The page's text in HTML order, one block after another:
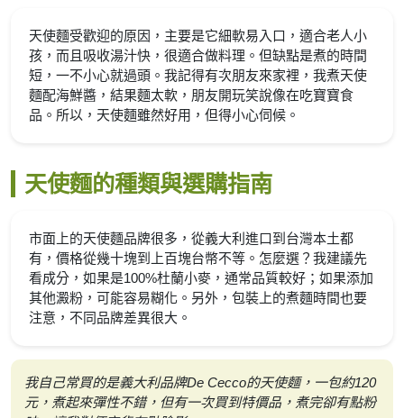
天使麵受歡迎的原因，主要是它細軟易入口，適合老人小
孩，而且吸收湯汁快，很適合做料理。但缺點是煮的時間
短，一不小心就過頭。我記得有次朋友來家裡，我煮天使
麵配海鮮醬，結果麵太軟，朋友開玩笑說像在吃寶寶食
品。所以，天使麵雖然好用，但得小心伺候。
天使麵的種類與選購指南
市面上的天使麵品牌很多，從義大利進口到台灣本土都
有，價格從幾十塊到上百塊台幣不等。怎麼選？我建議先
看成分，如果是100%杜蘭小麥，通常品質較好；如果添加
其他澱粉，可能容易糊化。另外，包裝上的煮麵時間也要
注意，不同品牌差異很大。
我自己常買的是義大利品牌De Cecco的天使麵，一包約120
元，煮起來彈性不錯，但有一次買到特價品，煮完卻有點粉